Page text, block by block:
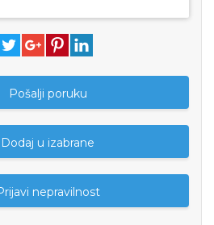
Pošalji poruku
Dodaj u izabrane
nepravilnost